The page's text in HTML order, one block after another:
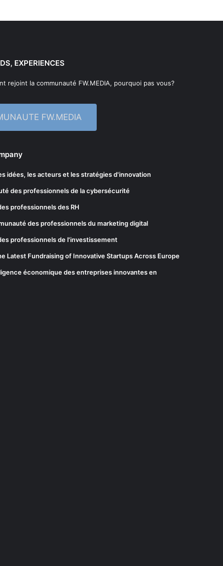
EXPERIENCES
rejoint la communauté FW.MEDIA, pourquoi pas vous?
FW.MEDIA
idées, les acteurs et les stratégies d'innovation
des professionnels de la cybersécurité
professionnels des RH
des professionnels du marketing digital
professionnels de l'investissement
Latest Fundraising of Innovative Startups Across Europe
économique des entreprises innovantes en